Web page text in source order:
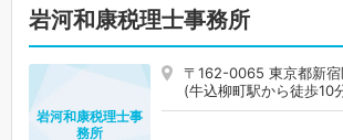
岩河和康税理士事務所
〒162-0065 東京都新
(牛込柳町駅から徒歩10
岩河和康税理士事
務所